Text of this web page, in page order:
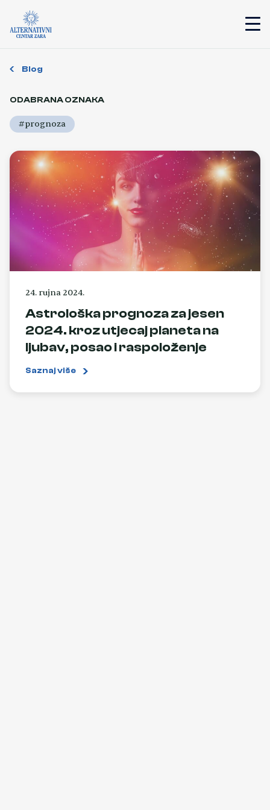
Blog
ODABRANA OZNAKA
#prognoza
24. rujna 2024.
Astrološka prognoza za jesen
2024. kroz utjecaj planeta na
ljubav, posao i raspoloženje
Saznaj više